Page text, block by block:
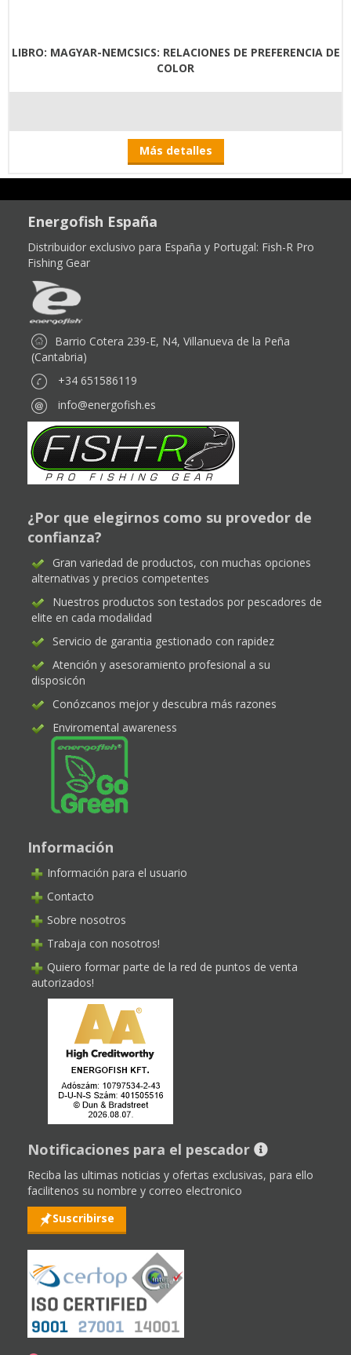
LIBRO: MAGYAR-NEMCSICS: RELACIONES DE PREFERENCIA DE
COLOR
Más detalles
Energofish España
Distribuidor exclusivo para España y Portugal: Fish-R Pro
Fishing Gear
Barrio Cotera 239-E, N4, Villanueva de la Peña
(Cantabria)
+34 651586119
info@energofish.es
¿Por que elegirnos como su provedor de
confianza?
Gran variedad de productos, con muchas opciones
alternativas y precios competentes
Nuestros productos son testados por pescadores de
elite en cada modalidad
Servicio de garantia gestionado con rapidez
Atención y asesoramiento profesional a su
disposicón
Conózcanos mejor y descubra más razones
Enviromental awareness
Información
Información para el usuario
Contacto
Sobre nosotros
Trabaja con nosotros!
Quiero formar parte de la red de puntos de venta
autorizados!
Notificaciones para el pescador
Reciba las ultimas noticias y ofertas exclusivas, para ello
facilitenos su nombre y correo electronico
Suscribirse